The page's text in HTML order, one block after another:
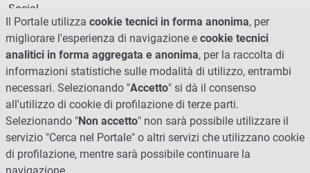
Social
Il Portale utilizza cookie tecnici in forma anonima, per
migliorare l'esperienza di navigazione e cookie tecnici
analitici in forma aggregata e anonima, per la raccolta di
informazioni statistiche sulle modalità di utilizzo, entrambi
necessari. Selezionando "Accetto" si dà il consenso
all'utilizzo di cookie di profilazione di terze parti.
Selezionando "Non accetto" non sarà possibile utilizzare il
servizio "Cerca nel Portale" o altri servizi che utilizzano cookie
di profilazione, mentre sarà possibile continuare la